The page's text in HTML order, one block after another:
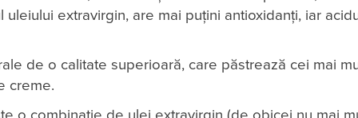
extravirgin, are mai puțini antioxidanți, iar
de o calitate superioară, care păstrează cei mai
creme.